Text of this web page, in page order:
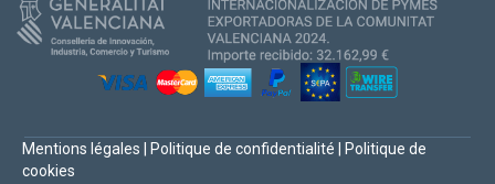
Mentions légales Politique de confidentialité
Politique de
cookies